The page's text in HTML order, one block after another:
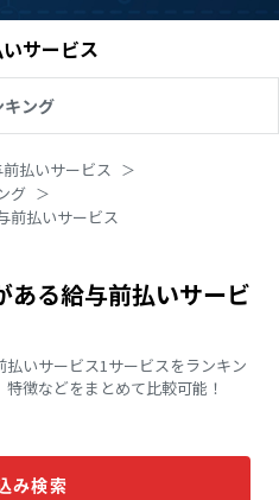
サービス
キング
前払いサービス
グ
前払いサービス
ある給与前払いサービ
いサービス1サービスをランキン
徴などをまとめて比較可能！
み検索